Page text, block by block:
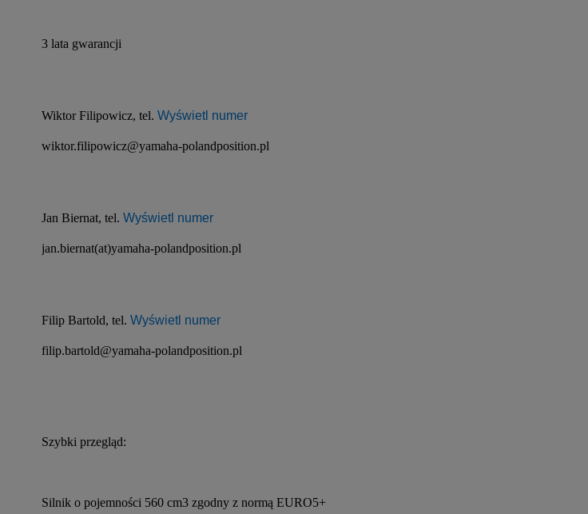
3 lata gwarancji
Wiktor Filipowicz, tel. Wyświetl numer
wiktor.filipowicz@yamaha-polandposition.pl
Jan Biernat, tel. Wyświetl numer
jan.biernat(at)yamaha-polandposition.pl
Filip Bartold, tel. Wyświetl numer
filip.bartold@yamaha-polandposition.pl
Szybki przegląd:
Silnik o pojemności 560 cm3 zgodny z normą EURO5+